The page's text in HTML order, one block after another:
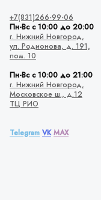
+7(831)266-99-06
Пн-Вс с 10:00 до 20:00
г. Нижний Новгород,
ул. Родионова, д. 191,
пом. 10
Пн-Вс с 10:00 до 21:00
г. Нижний Новгород,
Московское ш., д.12
ТЦ РИО
Telegram VK MAX